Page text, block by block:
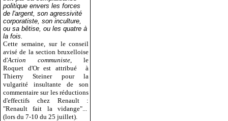
politique envers les forces
de l'argent, son agressivité
corporatiste, son inculture,
ou sa bêtise, ou les quatre à
la fois.
Cette semaine, sur le conseil
avisé de la section bruxelloise
d'Action communiste , le
Roquet d'Or est attribué
à
Thierry Steiner pour la
vulgarité insultante de son
commentaire sur les réductions
d'effectifs chez Renault :
"Renault fait la vidange"...
(lors du 7-10 du 25 juillet).